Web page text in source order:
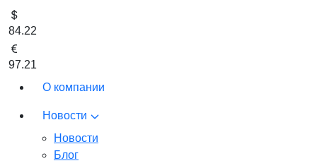
84.22
97.21
О компании
Новости
Новости
Блог